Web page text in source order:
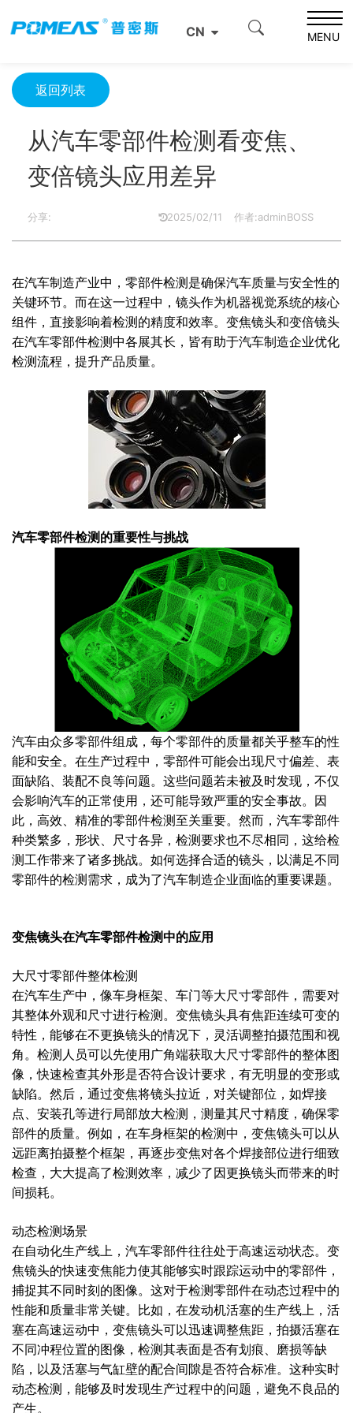
CN MENU
从汽车零部件检测看变焦、变倍镜头应用差异
返回列表
从汽车零部件检测看变焦、
变倍镜头应用差异
分享: 2025/02/11 作者:adminBOSS
在汽车制造产业中，零部件检测是确保汽车质量与安全性的
关键环节。而在这一过程中，镜头作为机器视觉系统的核心
组件，直接影响着检测的精度和效率。变焦镜头和变倍镜头
在汽车零部件检测中各展其长，皆有助于汽车制造企业优化
检测流程，提升产品质量。
汽车零部件检测的重要性与挑战
汽车由众多零部件组成，每个零部件的质量都关乎整车的性
能和安全。在生产过程中，零部件可能会出现尺寸偏差、表
面缺陷、装配不良等问题。这些问题若未被及时发现，不仅
会影响汽车的正常使用，还可能导致严重的安全事故。因
此，高效、精准的零部件检测至关重要。然而，汽车零部件
种类繁多，形状、尺寸各异，检测要求也不尽相同，这给检
测工作带来了诸多挑战。如何选择合适的镜头，以满足不同
零部件的检测需求，成为了汽车制造企业面临的重要课题。
变焦镜头在汽车零部件检测中的应用
大尺寸零部件整体检测
在汽车生产中，像车身框架、车门等大尺寸零部件，需要对
其整体外观和尺寸进行检测。变焦镜头具有焦距连续可变的
特性，能够在不更换镜头的情况下，灵活调整拍摄范围和视
角。检测人员可以先使用广角端获取大尺寸零部件的整体图
像，快速检查其外形是否符合设计要求，有无明显的变形或
缺陷。然后，通过变焦将镜头拉近，对关键部位，如焊接
点、安装孔等进行局部放大检测，测量其尺寸精度，确保零
部件的质量。例如，在车身框架的检测中，变焦镜头可以从
远距离拍摄整个框架，再逐步变焦对各个焊接部位进行细致
检查，大大提高了检测效率，减少了因更换镜头而带来的时
间损耗。
动态检测场景
在自动化生产线上，汽车零部件往往处于高速运动状态。变
焦镜头的快速变焦能力使其能够实时跟踪运动中的零部件，
捕捉其不同时刻的图像。这对于检测零部件在动态过程中的
性能和质量非常关键。比如，在发动机活塞的生产线上，活
塞在高速运动中，变焦镜头可以迅速调整焦距，拍摄活塞在
不同冲程位置的图像，检测其表面是否有划痕、磨损等缺
陷，以及活塞与气缸壁的配合间隙是否符合标准。这种实时
动态检测，能够及时发现生产过程中的问题，避免不良品的
产生。